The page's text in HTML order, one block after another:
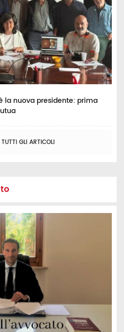
la nuova presidente: prima
GLI ARTICOLI